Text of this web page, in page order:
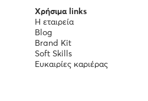
Χρήσιμα links
Η εταιρεία
Blog
Brand Kit
Soft Skills
Ευκαιρίες καριέρας